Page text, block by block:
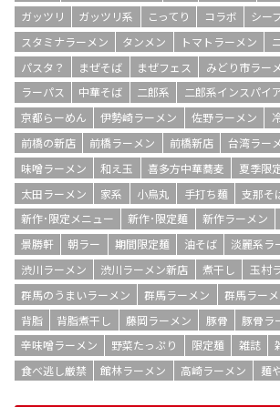
ガッツリ
ガッツリ系 こってり コラボ
シー
スタミナラーメン
タンメン トマトラーメン
パスタ？
まぜそば まぜフェス みどり市ラー
ラーパス
中華そば 二郎系 二郎系インスパイ
京都らーめん
伊勢崎ラーメン 佐野ラーメン
前橋の新店
前橋ラーメン 前橋新店 台湾ラー
味噌ラーメン
和え玉 喜多方中華蕎麦 夏季限
太田ラーメン
家系 小烏丸 手打ち麺
支那そ
新作･限定メニュー
新作･限定麺 新作ラーメン
景勝軒
朝ラー 期間限定麺 油そば
淡麗系ラ
渋川ラーメン
渋川ラーメン新店 煮干し 玉村
群馬のうまいラーメン
群馬ラーメン 群馬ラー
背脂
背脂煮干し 藤岡ラーメン 豚骨 豚骨ラ
辛味噌ラーメン
野菜たっぷり 限定麺 雑誌
食べ逃し厳禁
館林ラーメン 高崎ラーメン 麺